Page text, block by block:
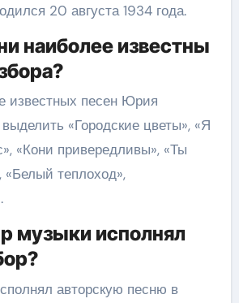
20 августа 1934 года.
наиболее известны
известных песен Юрия
«Городские цветы», «Я
«Кони привередливы», «Ты
«Белый теплоход»,
музыки исполнял
авторскую песню в